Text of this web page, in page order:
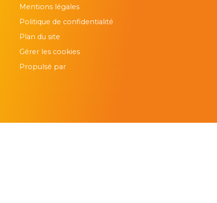
Mentions légales
Politique de confidentialité
Plan du site
Gérer les cookies
Propulsé par